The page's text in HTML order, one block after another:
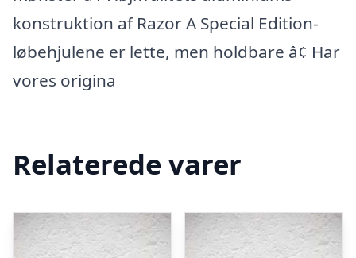
konstruktion af Razor A Special Edition-
løbehjulene er lette, men holdbare â¢ Har
vores origina
Relaterede varer